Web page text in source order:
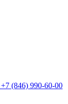
+7 (846) 990-60-00